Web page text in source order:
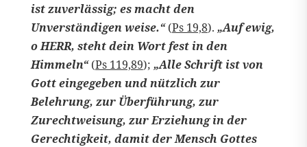
ist zuverlässig; es macht den
Unverständigen weise.“ (Ps 19,8). „Auf ewig,
o HERR, steht dein Wort fest in den
Himmeln“(Ps 119,89); „Alle Schrift ist von
Gott eingegeben und nützlich zur
Belehrung, zur Überführung, zur
Zurechtweisung, zur Erziehung in der
Gerechtigkeit, damit der Mensch Gottes